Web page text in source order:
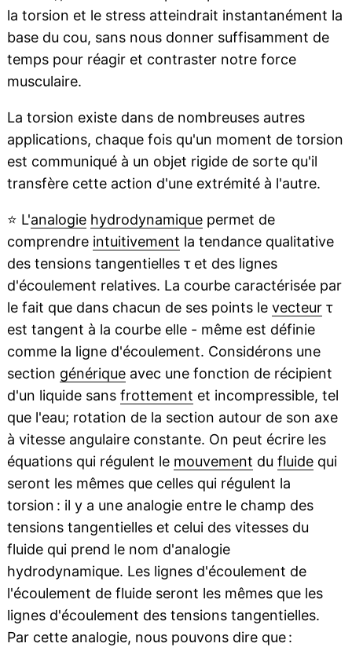
la torsion et le stress atteindrait instantanément la
base du cou, sans nous donner suffisamment de
temps pour réagir et contraster notre force
musculaire.
La torsion existe dans de nombreuses autres
applications, chaque fois qu'un moment de torsion
est communiqué à un objet rigide de sorte qu'il
transfère cette action d'une extrémité à l'autre.
⭐ L'analogie hydrodynamiquepermet de
comprendre intuitivement la tendance qualitative
des tensions tangentielles τ et des lignes
d'écoulement relatives. La courbe caractérisée par
le fait que dans chacun de ses points le vecteurτ
est tangent à la courbe elle - même est définie
comme la ligne d'écoulement. Considérons une
section génériqueavec une fonction de récipient
d'un liquide sans frottement et incompressible, tel
que l'eau; rotation de la section autour de son axe
à vitesse angulaire constante. On peut écrire les
équations qui régulent le mouvement du fluidequi
seront les mêmes que celles qui régulent la
torsion : il y a une analogie entre le champ des
tensions tangentielles et celui des vitesses du
fluide qui prend le nom d'analogie
hydrodynamique. Les lignes d'écoulement de
l'écoulement de fluide seront les mêmes que les
lignes d'écoulement des tensions tangentielles.
Par cette analogie, nous pouvons dire que :